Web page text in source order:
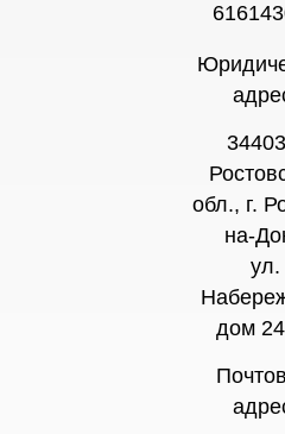
обл., г.
на-
ул.
дом